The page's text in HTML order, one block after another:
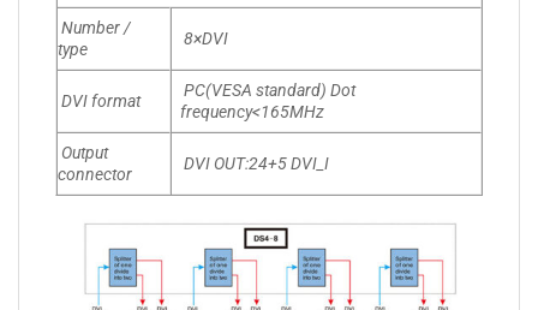
Number /
type
8×DVI
DVI format
PC(VESA standard) Dot
frequency<165MHz
Output
connector
DVI OUT:24+5 DVI_I